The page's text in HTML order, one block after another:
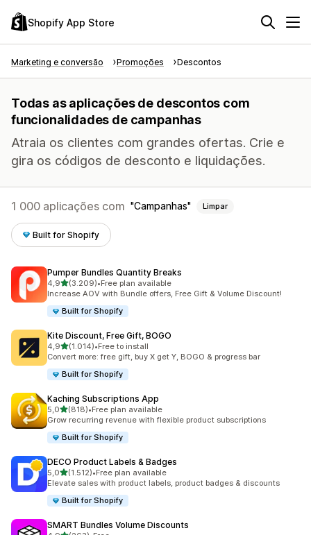
Shopify App Store
Marketing e conversão Promoções Descontos
Todas as aplicações de descontos com
funcionalidades de campanhas
Atraia os clientes com grandes ofertas. Crie e
gira os códigos de desconto e liquidações.
1 000 aplicações com Campanhas Limpar
Built for Shopify
Pumper Bundles Quantity Breaks
4,9de 5 estrelas
(3.209)
3209 total de avaliações
•Free plan available
Increase AOV with Bundle offers, Free Gift & Volume Discount!
Built for Shopify
Kite Discount, Free Gift, BOGO
4,9de 5 estrelas
(1.014)
1014 total de avaliações
•Free to install
Convert more: free gift, buy X get Y, BOGO & progress bar
Built for Shopify
Kaching Subscriptions App
5,0de 5 estrelas
(818)
818 total de avaliações
•Free plan available
Grow recurring revenue with flexible product subscriptions
Built for Shopify
DECO Product Labels & Badges
5,0de 5 estrelas
(1.512)
1512 total de avaliações
•Free plan available
Elevate sales with product labels, product badges & discounts
Built for Shopify
SMART Bundles Volume Discounts